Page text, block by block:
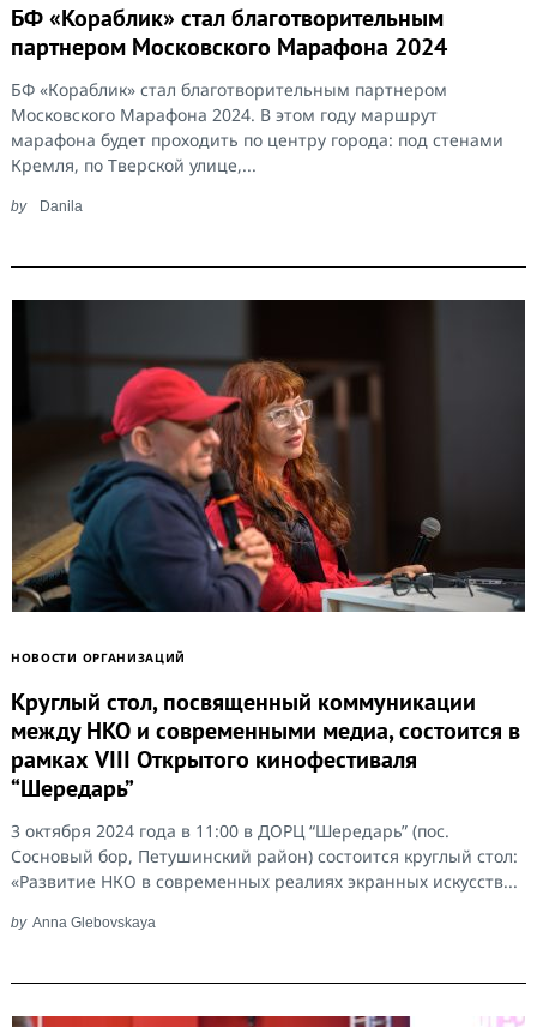
БФ «Кораблик» стал благотворительным
партнером Московского Марафона 2024
БФ «Кораблик» стал благотворительным партнером
Московского Марафона 2024. В этом году маршрут
марафона будет проходить по центру города: под стенами
Кремля, по Тверской улице,...
by Danila
НОВОСТИ ОРГАНИЗАЦИЙ
Круглый стол, посвященный коммуникации
между НКО и современными медиа, состоится в
рамках VIII Открытого кинофестиваля
“Шередарь”
3 октября 2024 года в 11:00 в ДОРЦ “Шередарь” (пос.
Сосновый бор, Петушинский район) состоится круглый стол:
«Развитие НКО в современных реалиях экранных искусств...
by Anna Glebovskaya